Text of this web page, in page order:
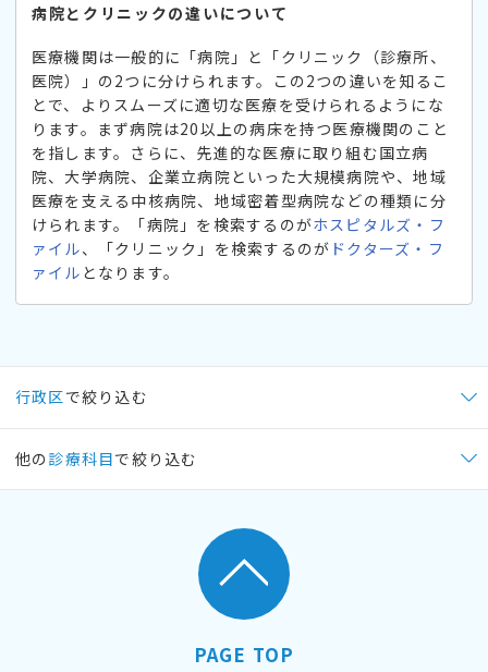
病院とクリニックの違いについて
医療機関は一般的に「病院」と「クリニック（診療所、
医院）」の2つに分けられます。この2つの違いを知るこ
とで、よりスムーズに適切な医療を受けられるようにな
ります。まず病院は20以上の病床を持つ医療機関のこと
を指します。さらに、先進的な医療に取り組む国立病
院、大学病院、企業立病院といった大規模病院や、地域
医療を支える中核病院、地域密着型病院などの種類に分
けられます。「病院」を検索するのがホスピタルズ・フ
ァイル、「クリニック」を検索するのが ドクターズ・フ
ァイル となります。
行政区で絞り込む
他の 診療科目で絞り込む
PAGE TOP